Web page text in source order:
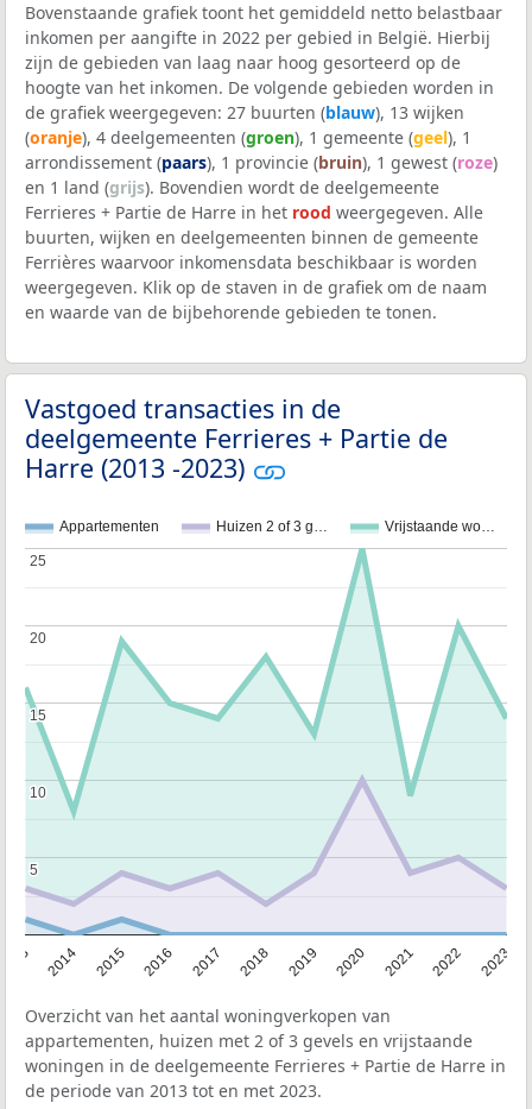
Bovenstaande grafiek toont het gemiddeld netto belastbaar
inkomen per aangifte in 2022 per gebied in België. Hierbij
zijn de gebieden van laag naar hoog gesorteerd op de
hoogte van het inkomen. De volgende gebieden worden in
de grafiek weergegeven: 27 buurten (blauw), 13 wijken
(oranje), 4 deelgemeenten (groen), 1 gemeente (geel), 1
arrondissement (paars), 1 provincie (bruin), 1 gewest (roze)
en 1 land (grijs). Bovendien wordt de deelgemeente
Ferrieres + Partie de Harre in het rood weergegeven. Alle
buurten, wijken en deelgemeenten binnen de gemeente
Ferrières waarvoor inkomensdata beschikbaar is worden
weergegeven. Klik op de staven in de grafiek om de naam
en waarde van de bijbehorende gebieden te tonen.
Vastgoed transacties in de
deelgemeente Ferrieres + Partie de
Harre (2013 -2023)
Appartementen Huizen 2 of 3 g… Vrijstaande wo…
2014 2015 2016 2017 2018 2019 2020 2021 2022 2023
5
5
10
10
15
15
20
20
25
25
Overzicht van het aantal woningverkopen van
appartementen, huizen met 2 of 3 gevels en vrijstaande
woningen in de deelgemeente Ferrieres + Partie de Harre in
de periode van 2013 tot en met 2023.